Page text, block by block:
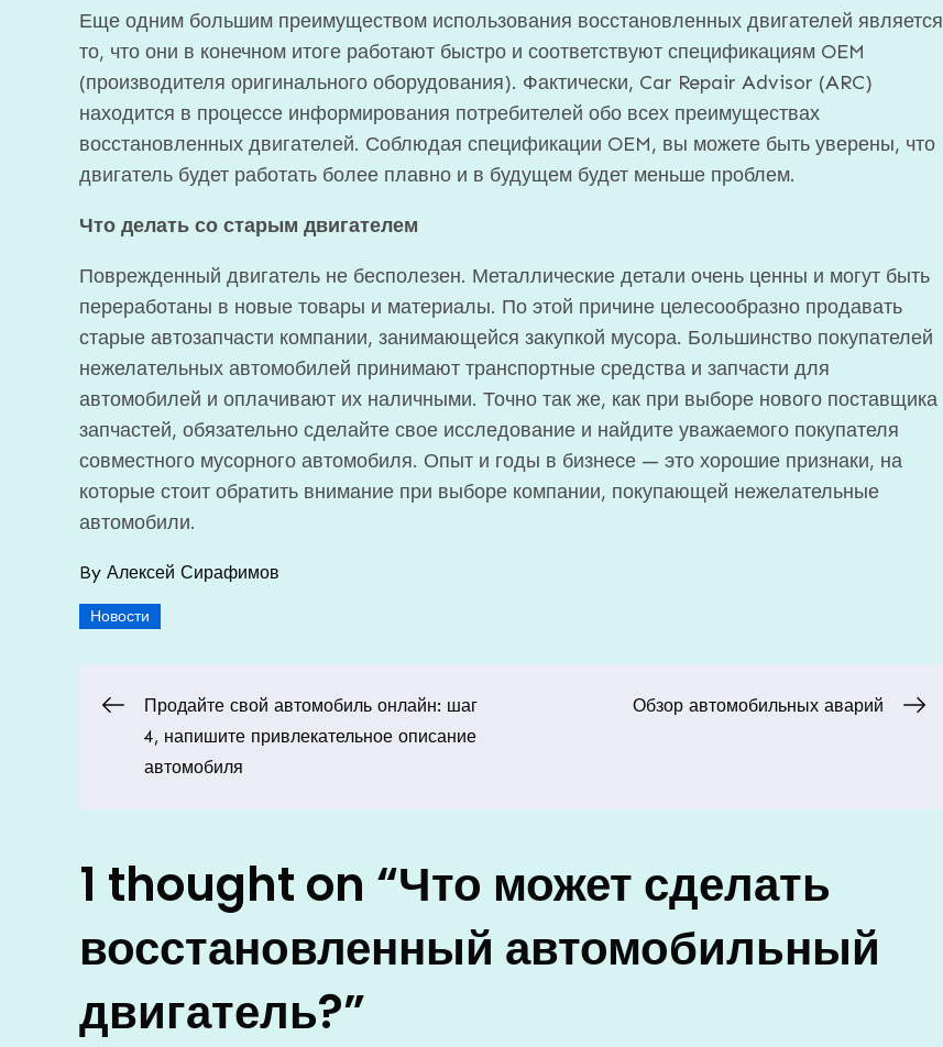
Еще одним большим преимуществом использования восстановленных двигателей является
то, что они в конечном итоге работают быстро и соответствуют спецификациям OEM
(производителя оригинального оборудования). Фактически, Car Repair Advisor (ARC)
находится в процессе информирования потребителей обо всех преимуществах
восстановленных двигателей. Соблюдая спецификации OEM, вы можете быть уверены, что
двигатель будет работать более плавно и в будущем будет меньше проблем.
Что делать со старым двигателем
Поврежденный двигатель не бесполезен. Металлические детали очень ценны и могут быть
переработаны в новые товары и материалы. По этой причине целесообразно продавать
старые автозапчасти компании, занимающейся закупкой мусора. Большинство покупателей
нежелательных автомобилей принимают транспортные средства и запчасти для
автомобилей и оплачивают их наличными. Точно так же, как при выборе нового поставщика
запчастей, обязательно сделайте свое исследование и найдите уважаемого покупателя
совместного мусорного автомобиля. Опыт и годы в бизнесе — это хорошие признаки, на
которые стоит обратить внимание при выборе компании, покупающей нежелательные
автомобили.
By Алексей Сирафимов
Новости
Навигация
по
записям
Продайте свой автомобиль онлайн: шаг
4, напишите привлекательное описание
автомобиля
Обзор автомобильных аварий
1 thought on “Что может сделать
восстановленный автомобильный
двигатель?”